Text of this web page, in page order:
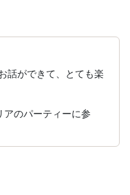
話ができて、とても楽
のパーティーに参